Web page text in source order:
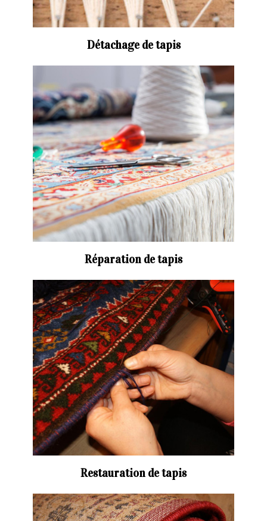
Détachage de tapis
Réparation de tapis
Restauration de tapis